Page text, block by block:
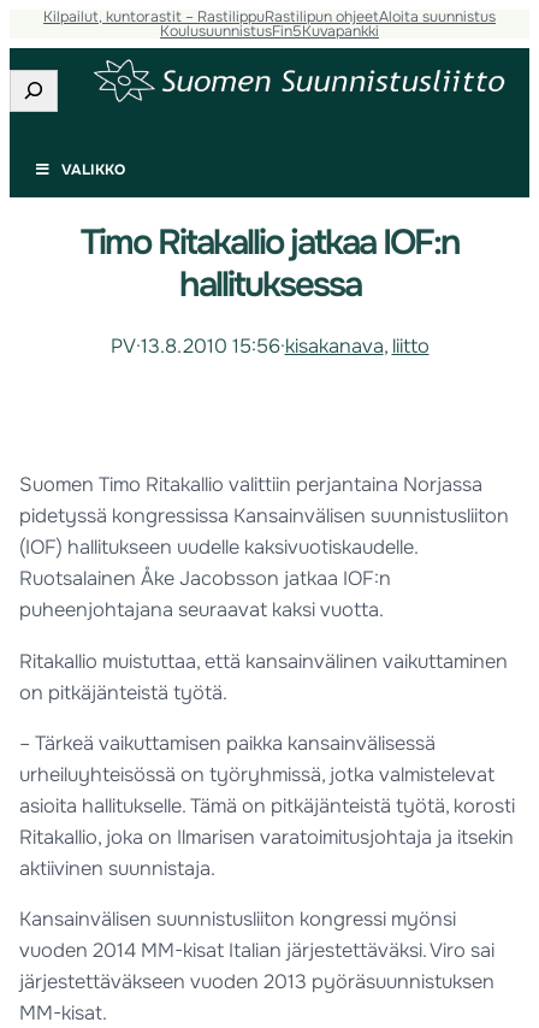
Kilpailut, kuntorastit – RastilippuRastilipun ohjeetAloita suunnistus
KoulusuunnistusFin5Kuvapankki
Etsi
VALIKKO
Timo Ritakallio jatkaa IOF:n
hallituksessa
PV·13.8.2010 15:56·kisakanava, liitto
Suomen Timo Ritakallio valittiin perjantaina Norjassa
pidetyssä kongressissa Kansainvälisen suunnistusliiton
(IOF) hallitukseen uudelle kaksivuotiskaudelle.
Ruotsalainen Åke Jacobsson jatkaa IOF:n
puheenjohtajana seuraavat kaksi vuotta.
Ritakallio muistuttaa, että kansainvälinen vaikuttaminen
on pitkäjänteistä työtä.
– Tärkeä vaikuttamisen paikka kansainvälisessä
urheiluyhteisössä on työryhmissä, jotka valmistelevat
asioita hallitukselle. Tämä on pitkäjänteistä työtä, korosti
Ritakallio, joka on Ilmarisen varatoimitusjohtaja ja itsekin
aktiivinen suunnistaja.
Kansainvälisen suunnistusliiton kongressi myönsi
vuoden 2014 MM-kisat Italian järjestettäväksi. Viro sai
järjestettäväkseen vuoden 2013 pyöräsuunnistuksen
MM-kisat.